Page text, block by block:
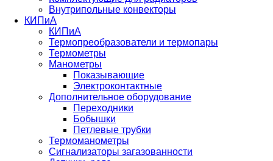
Внутрипольные конвекторы
КИПиА
КИПиА
Термопреобразователи и термопары
Термометры
Манометры
Показывающие
Электроконтактные
Дополнительное оборудование
Переходники
Бобышки
Петлевые трубки
Термоманометры
Сигнализаторы загазованности